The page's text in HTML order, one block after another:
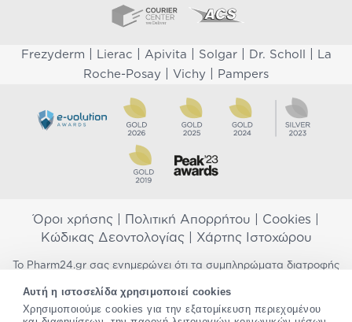
Αυτή η ιστοσελίδα χρησιμοποιεί cookies
Χρησιμοποιούμε cookies για την εξατομίκευση περιεχομένου
Frezyderm Lierac Apivita Solgar| Dr. Scholl
La
Roche-Posay
Vichy Pampers
Όροι χρήσης Πολιτική Απορρήτου Cookies
Κώδικας Δεοντολογίας| Χάρτης Ιστοχώρου
Το Pharm24.gr σας ενημερώνει ότι τα συμπληρώματα διατροφής
προορίζονται για την πρόληψη, αγωγή ή θεραπεία ανθρώπινης
νόσου. Συμβουλευτείτε τον γιατρό σας εάν είστε έγκυος,